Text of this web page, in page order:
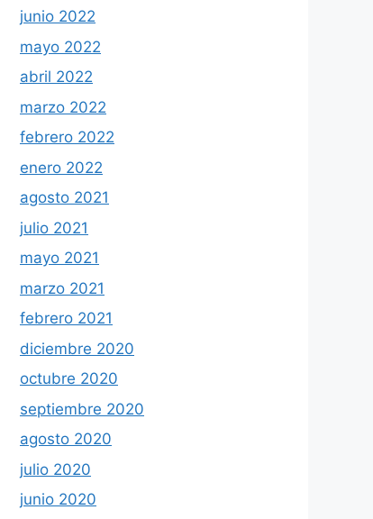
junio 2022
mayo 2022
abril 2022
marzo 2022
febrero 2022
enero 2022
agosto 2021
julio 2021
mayo 2021
marzo 2021
febrero 2021
diciembre 2020
octubre 2020
septiembre 2020
agosto 2020
julio 2020
junio 2020